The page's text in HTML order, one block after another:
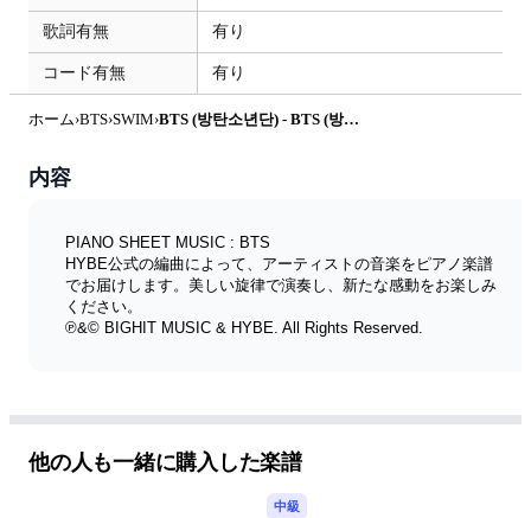
歌詞有無 有り
コード有無 有り
ホーム›BTS›SWIM› BTS (방탄소년단) - BTS (방탄소년단) ‘SWIM’ | Beginner by HYBE
内容
PIANO SHEET MUSIC : BTS
HYBE公式の編曲によって、アーティストの音楽をピアノ楽譜
でお届けします。美しい旋律で演奏し、新たな感動をお楽しみ
ください。
℗&© BIGHIT MUSIC & HYBE. All Rights Reserved.
他の人も一緒に購入した楽譜
中級